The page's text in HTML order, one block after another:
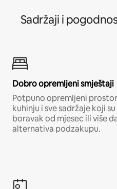
Sadržaji i
Dobro opremljeni smještaji
Potpuno opremljeni
kuhinju i sve sadržaje koji
boravak od mjesec ili više
alternativa podzakupu.